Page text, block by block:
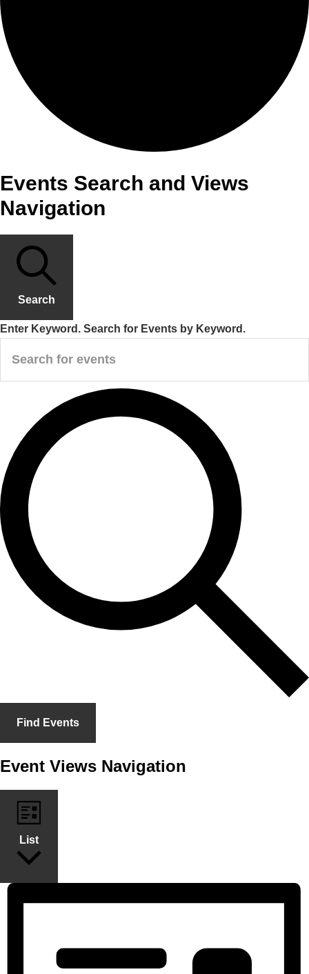
Events Search and Views
Navigation
Search
Enter Keyword. Search for Events by Keyword.
Find Events
Event Views Navigation
List